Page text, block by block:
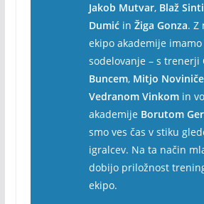
Jakob Mutvar, Blaž
Dumićin Žiga Gonza. Z
ekipo akademije
sodelovanje – s trenerji
Buncem, Mitjo
Vedranom Vinkomin
akademije Borutom
smo ves čas v stiku
igralcev. Na ta način
dobijo priložnost
ekipo.